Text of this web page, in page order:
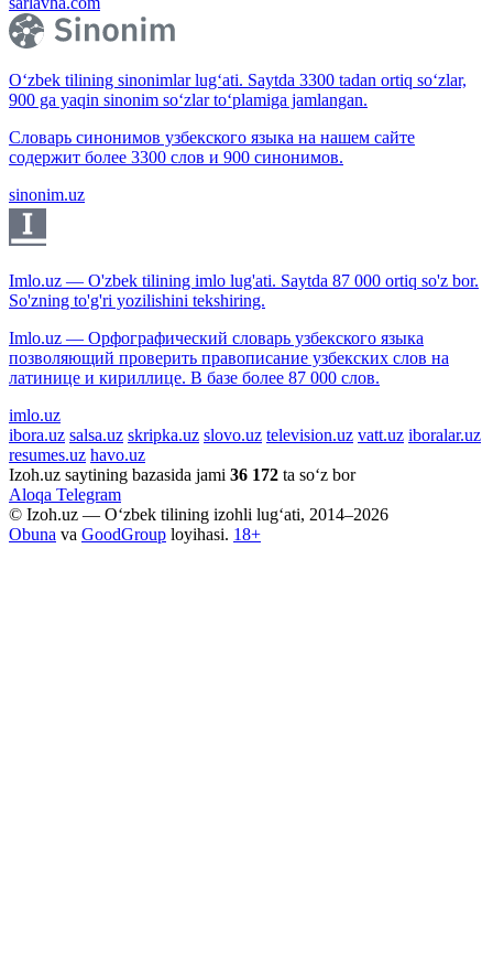
O‘zbek tilining sinonimlar lug‘ati. Saytda 3300 tadan ortiq so‘zlar,
900 ga yaqin sinonim so‘zlar to‘plamiga jamlangan.
Словарь синонимов узбекского языка на нашем сайте
содержит более 3300 слов и 900 синонимов.
sinonim.uz
Imlo.uz — O'zbek tilining imlo lug'ati. Saytda 87 000 ortiq so'z bor.
So'zning to'g'ri yozilishini tekshiring.
Imlo.uz — Орфографический словарь узбекского языка
позволяющий проверить правописание узбекских слов на
латинице и кириллице. В базе более 87 000 слов.
imlo.uz
ibora.uz salsa.uz skripka.uz slovo.uz television.uz vatt.uz iboralar.uz
resumes.uz havo.uz
Izoh.uz saytining bazasida jami 36 172 ta so‘z bor
Aloqa Telegram
© Izoh.uz — O‘zbek tilining izohli lug‘ati, 2014–2026
Obuna va GoodGroup loyihasi. 18+